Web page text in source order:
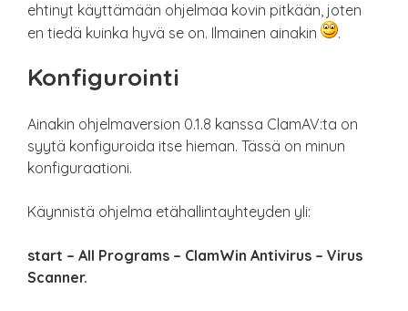
ehtinyt käyttämään ohjelmaa kovin pitkään, joten
en tiedä kuinka hyvä se on. Ilmainen ainakin
.
Konfigurointi
Ainakin ohjelmaversion 0.1.8 kanssa ClamAV:ta on
syytä konfiguroida itse hieman. Tässä on minun
konfiguraationi.
Käynnistä ohjelma etähallintayhteyden yli:
start – All Programs – ClamWin Antivirus – Virus
Scanner.